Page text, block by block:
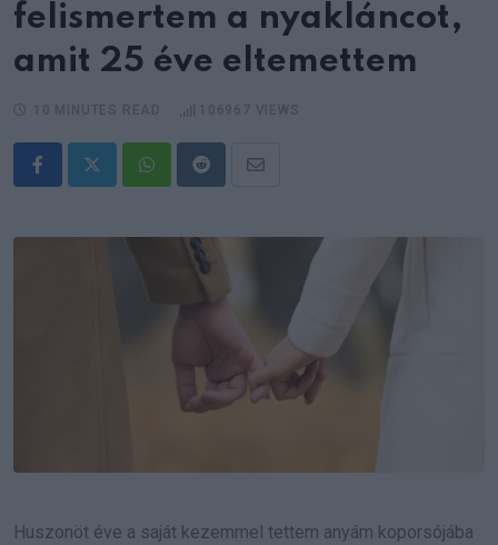
felismertem a nyakláncot,
amit 25 éve eltemettem
WhatsappRedditShare
Email
Huszonöt éve a saját kezemmel tettem anyám koporsójába